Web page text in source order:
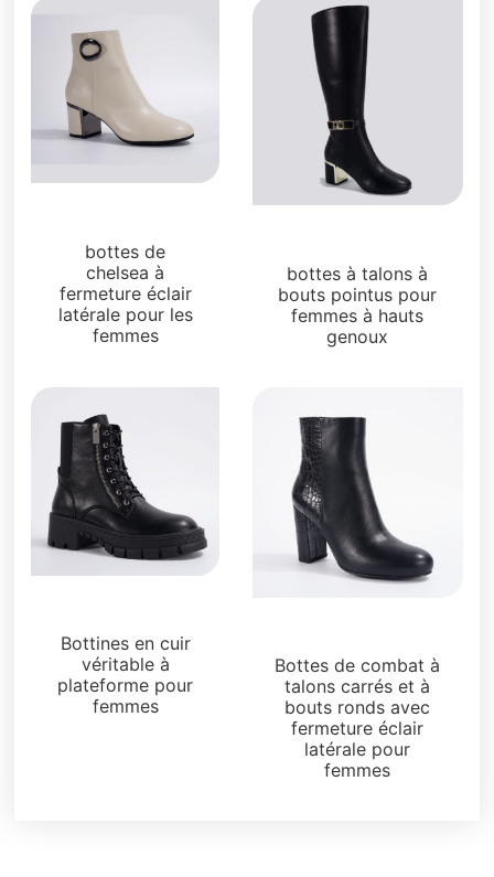
bottes de
chelsea à
fermeture éclair
latérale pour les
femmes
bottes à talons à
bouts pointus pour
femmes à hauts
genoux
Bottines en cuir
véritable à
plateforme pour
femmes
Bottes de combat à
talons carrés et à
bouts ronds avec
fermeture éclair
latérale pour
femmes